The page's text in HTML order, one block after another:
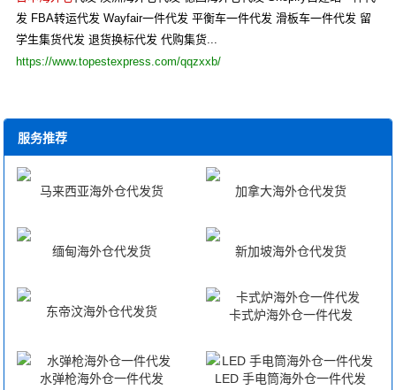
发 FBA转运代发 Wayfair一件代发 平衡车一件代发 滑板车一件代发 留
学生集货代发 退货换标代发 代购集货...
https://www.topestexpress.com/qqzxxb/
服务推荐
马来西亚海外仓代发货 加拿大海外仓代发货
缅甸海外仓代发货 新加坡海外仓代发货
东帝汶海外仓代发货 卡式炉海外仓一件代发
水弹枪海外仓一件代发 LED 手电筒海外仓一件代发